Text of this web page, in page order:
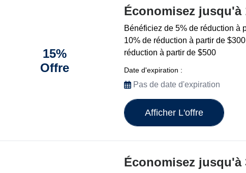
15%
Offre
Économisez jusqu'à
Bénéficiez de 5% de réduction à
10% de réduction à partir de
réduction à partir de $500
Date d'expiration :
Pas de date d'expiration
Afficher L'offre
Économisez jusqu'à